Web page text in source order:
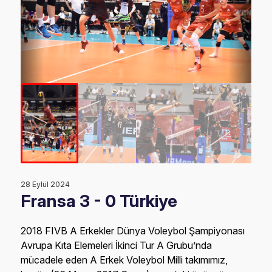
28 Eylül 2024
Fransa 3 - 0 Türkiye
2018 FIVB A Erkekler Dünya Voleybol Şampiyonası
Avrupa Kıta Elemeleri İkinci Tur A Grubu’nda
mücadele eden A Erkek Voleybol Milli takımımız,